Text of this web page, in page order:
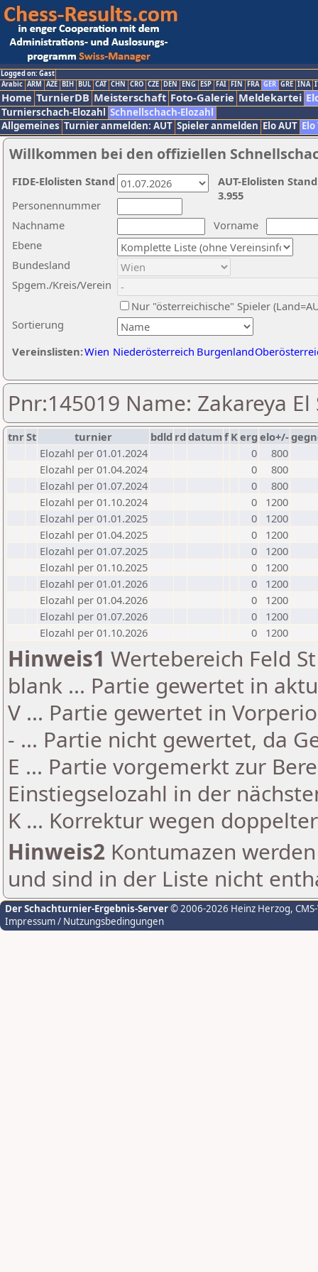
Logged on: Gast
Arabic ARM AZE BIH BUL CAT CHN CRO CZE DEN ENG ESP FAI FIN FRA GER GRE INA
Home TurnierDB Meisterschaft Foto-Galerie Meldekartei
Turnierschach-Elozahl Schnellschach-Elozahl
Allgemeines Turnier anmelden: AUT Spieler anmelden Elo AUT
Willkommen bei den offiziellen
Nachname
Vorname
Ebene
Sortierung
Personennummer
Bundesland
Spgem./Kreis/Verein
Nur "österreichische" Spieler
Vereinslisten:Wien Niederösterreich Burgenland
AUT-Elolisten
3.955
FIDE-Elolisten Stand
Pnr:145019 Name: Zakareya
tnrSt turnier bdld rd datumf Kerg elo+/-
Elozahl per 01.01.2024
0
800
Elozahl per 01.04.2024
0
800
Elozahl per 01.07.2024
0
800
Elozahl per 01.10.2024
0
1200
Elozahl per 01.01.2025
0
1200
Elozahl per 01.04.2025
0
1200
Elozahl per 01.07.2025
0
1200
Elozahl per 01.10.2025
0
1200
Elozahl per 01.01.2026
0
1200
Elozahl per 01.04.2026
0
1200
Elozahl per 01.07.2026
0
1200
Elozahl per 01.10.2026
0 1200
Hinweis1 Wertebereich Feld
blank ... Partie gewertet in
V ... Partie gewertet in
- ... Partie nicht gewertet, da
E ... Partie vorgemerkt zur
Einstiegselozahl in der
K ... Korrektur wegen
Hinweis2 Kontumazen
und sind in der Liste nicht
Der Schachturnier-Ergebnis-Server© 2006-2026 Heinz Herzog,
Impressum / Nutzungsbedingungen